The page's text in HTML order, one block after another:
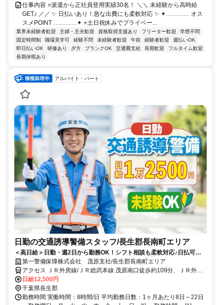
仕事内容 ⭐派遣から正社員登用実績30名！ ＼＼ 未経験から高時給
GET♪ ／／ ✨ 日払いあり！急な出費にも柔軟対応 ✨ ✦………… オス
スメPOINT …………✦ ⭐土日祝休みでプライベー...
業界未経験者歓迎 主婦・主夫歓迎 資格取得支援あり フリーター歓迎
学歴不問
固定時間制
職場見学可 経験不問 未経験者歓迎 午前 経験者歓迎
週払いOK
即日払いOK
研修あり 夕方 ブランクOK 交通費支給 長期歓迎
フルタイム歓迎
長期休暇あり
アルバイト・パート
日勤の交通誘導警備スタッフ/長生郡長南町エリア
＜高日給＞日勤・週2日から勤務OK！シフト相談も柔軟対応♪日払可◎
未経験歓迎★
第一警備保障株式会社 茂原支社/長生郡長南町エリア
アクセス ＪＲ外房線/ＪＲ総武本線 茂原南口徒歩約109分、ＪＲ外房
線/ＪＲ総武本線 茂原南口徒歩約109分 直行直帰OK＊交通費全額支給
＊
日給12,500円
千葉県長生郡
勤務時間 実働時間：8時間/日 平均勤務日数：1ヶ月あたり8日～22日